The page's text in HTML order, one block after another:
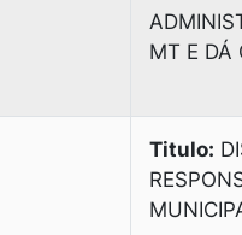
MT E DÁ
Titulo: